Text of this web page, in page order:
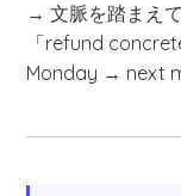
→ 文脈を踏まえ
「refund
Monday → next